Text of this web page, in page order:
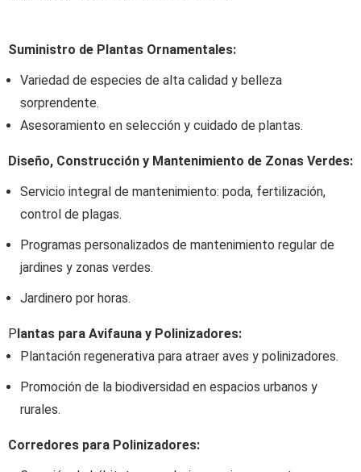
Suministro de Plantas Ornamentales:
Variedad de especies de alta calidad y belleza
sorprendente.
Asesoramiento en selección y cuidado de plantas.
Diseño, Construcción y Mantenimiento de Zonas Verdes:
Servicio integral de mantenimiento: poda, fertilización,
control de plagas.
Programas personalizados de mantenimiento regular de
jardines y zonas verdes.
Jardinero por horas.
Plantas para Avifauna y Polinizadores:
Plantación regenerativa para atraer aves y polinizadores.
Promoción de la biodiversidad en espacios urbanos y
rurales.
Corredores para Polinizadores: